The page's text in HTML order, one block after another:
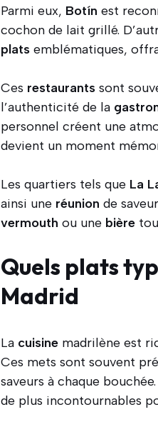
Parmi eux, Botín est
cochon de lait grillé.
plats emblématiques,
Ces restaurants sont
l’authenticité de la
personnel créent une
devient un moment
Les quartiers tels que La
ainsi une réunion de
vermouth ou une bière
Quels plats
Madrid
La cuisine madrilène est
Ces mets sont souvent
saveurs à chaque bouchée.
de plus incontournables